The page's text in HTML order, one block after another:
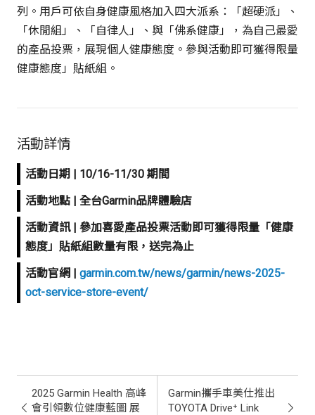
列。用戶可依自身健康風格加入四大派系：「超硬派」、
「休閒組」、「自律人」、與「佛系健康」，為自己最愛
的產品投票，展現個人健康態度。參與活動即可獲得限量
健康態度」貼紙組。
活動詳情
活動日期 | 10/16-11/30 期間
活動地點 | 全台Garmin品牌體驗店
活動資訊 | 參加喜愛產品投票活動即可獲得限量「健康
態度」貼紙組數量有限，送完為止
活動官網 | garmin.com.tw/news/garmin/news-2025-
oct-service-store-event/
2025 Garmin Health 高峰
會引領數位健康藍圖 展
Garmin攜手車美仕推出
TOYOTA Drive⁺ Link